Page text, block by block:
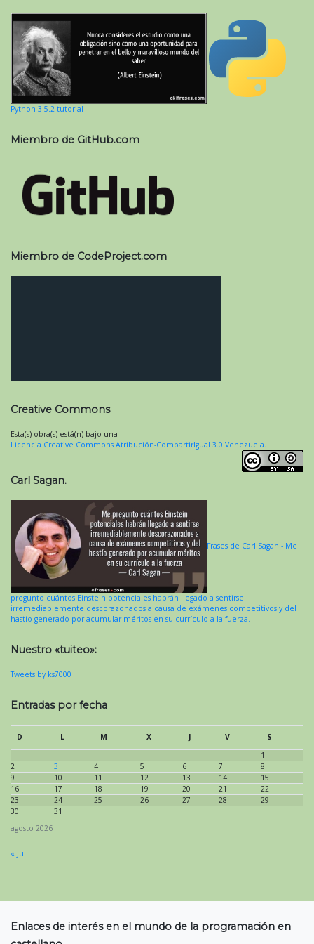
Python 3.5.2 tutorial
Miembro de GitHub.com
Miembro de CodeProject.com
Creative Commons
Esta(s) obra(s) está(n) bajo una
Licencia Creative Commons Atribución-CompartirIgual 3.0 Venezuela.
Carl Sagan.
Frases de Carl Sagan - Me
pregunto cuántos Einstein potenciales habrán llegado a sentirse
irremediablemente descorazonados a causa de exámenes competitivos y del
hastío generado por acumular méritos en su currículo a la fuerza.
Nuestro «tuiteo»:
Tweets by ks7000
Entradas por fecha
agosto 2026
D L M X J V
S
1
2
3 4 5 6 7
8
9
10 11 12 13 14
15
16
17 18 19 20 21
22
23
24 25 26 27 28
29
30
31
« Jul
Enlaces de interés en el mundo de la programación en